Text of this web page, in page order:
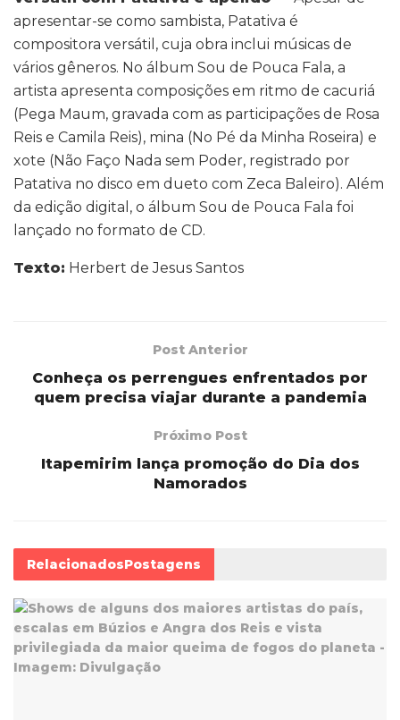
apresentar-se como sambista, Patativa é
compositora versátil, cuja obra inclui músicas de
vários gêneros. No álbum Sou de Pouca Fala, a
artista apresenta composições em ritmo de cacuriá
(Pega Maum, gravada com as participações de Rosa
Reis e Camila Reis), mina (No Pé da Minha Roseira) e
xote (Não Faço Nada sem Poder, registrado por
Patativa no disco em dueto com Zeca Baleiro). Além
da edição digital, o álbum Sou de Pouca Fala foi
lançado no formato de CD.
Texto: Herbert de Jesus Santos
Post Anterior
Conheça os perrengues enfrentados por
quem precisa viajar durante a pandemia
Próximo Post
Itapemirim lança promoção do Dia dos
Namorados
RelacionadosPostagens